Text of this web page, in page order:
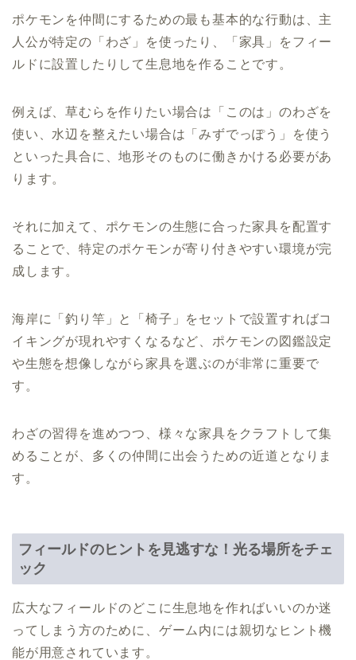
ポケモンを仲間にするための最も基本的な行動は、主
人公が特定の「わざ」を使ったり、「家具」をフィー
ルドに設置したりして生息地を作ることです。
例えば、草むらを作りたい場合は「このは」のわざを
使い、水辺を整えたい場合は「みずでっぽう」を使う
といった具合に、地形そのものに働きかける必要があ
ります。
それに加えて、ポケモンの生態に合った家具を配置す
ることで、特定のポケモンが寄り付きやすい環境が完
成します。
海岸に「釣り竿」と「椅子」をセットで設置すればコ
イキングが現れやすくなるなど、ポケモンの図鑑設定
や生態を想像しながら家具を選ぶのが非常に重要で
す。
わざの習得を進めつつ、様々な家具をクラフトして集
めることが、多くの仲間に出会うための近道となりま
す。
フィールドのヒントを見逃すな！光る場所をチェ
ック
広大なフィールドのどこに生息地を作ればいいのか迷
ってしまう方のために、ゲーム内には親切なヒント機
能が用意されています。